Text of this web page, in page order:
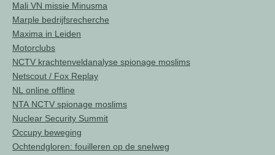
Mali VN missie Minusma
Marple bedrijfsrecherche
Maxima in Leiden
Motorclubs
NCTV krachtenveldanalyse spionage moslims
Netscout / Fox Replay
NL online offline
NTA NCTV spionage moslims
Nuclear Security Summit
Occupy beweging
Ochtendgloren: fouilleren op de snelweg